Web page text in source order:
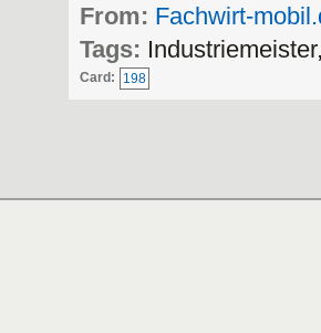
From: Fachwirt-
Tags:
Card: 198